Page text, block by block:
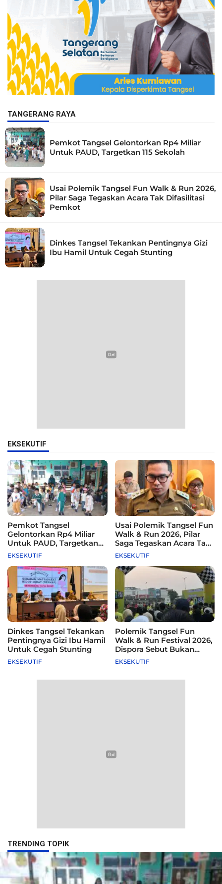
TANGERANG RAYA
Pemkot Tangsel Gelontorkan Rp4 Miliar
Untuk PAUD, Targetkan 115 Sekolah
Usai Polemik Tangsel Fun Walk & Run 2026,
Pilar Saga Tegaskan Acara Tak Difasilitasi
Pemkot
Dinkes Tangsel Tekankan Pentingnya Gizi
Ibu Hamil Untuk Cegah Stunting
EKSEKUTIF
Pemkot Tangsel
Gelontorkan Rp4 Miliar
Untuk PAUD, Targetkan
115 Sekolah
EKSEKUTIF
Usai Polemik Tangsel Fun
Walk & Run 2026, Pilar
Saga Tegaskan Acara Tak
Difasilitasi Pemkot
EKSEKUTIF
Dinkes Tangsel Tekankan
Pentingnya Gizi Ibu Hamil
Untuk Cegah Stunting
EKSEKUTIF
Polemik Tangsel Fun
Walk & Run Festival 2026,
Dispora Sebut Bukan
Agenda Pemkot
EKSEKUTIF
TRENDING TOPIK